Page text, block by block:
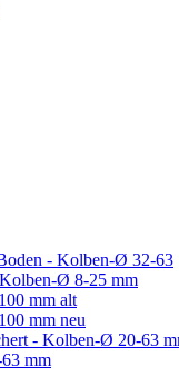
- Kolben-Ø 32-63
Ø 8-25 mm
mm alt
mm neu
- Kolben-Ø 20-63
mm